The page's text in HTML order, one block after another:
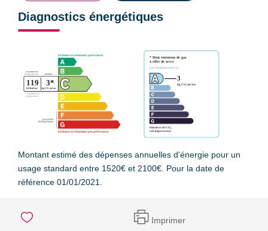
Diagnostics énergétiques
Montant estimé des dépenses annuelles d'énergie pour un
usage standard entre 1520€ et 2100€. Pour la date de
référence 01/01/2021.
Imprimer